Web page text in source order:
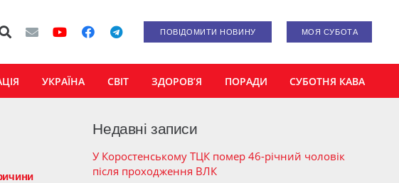
ПОВІДОМИТИ НОВИНУ МОЯ СУБОТА
УКРАЇНА СВІТ ЗДОРОВ’Я ПОРАДИ СУБОТНЯ КАВА
Недавні записи
У Коростенському ТЦК помер 46-річний чоловік
після проходження ВЛК